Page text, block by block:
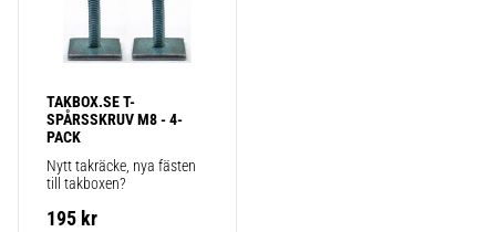
TAKBOX.SE T-
SPÅRSSKRUV M8 - 4-
PACK
Nytt takräcke, nya fästen
till takboxen?
195 kr